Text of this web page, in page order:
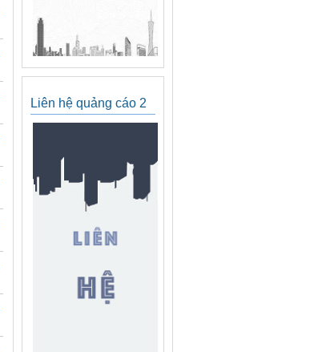
Liên hệ quảng cáo 2